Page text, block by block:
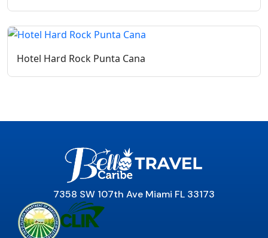
Hotel Hard Rock Punta Cana
7358 SW 107th Ave Miami FL 33173